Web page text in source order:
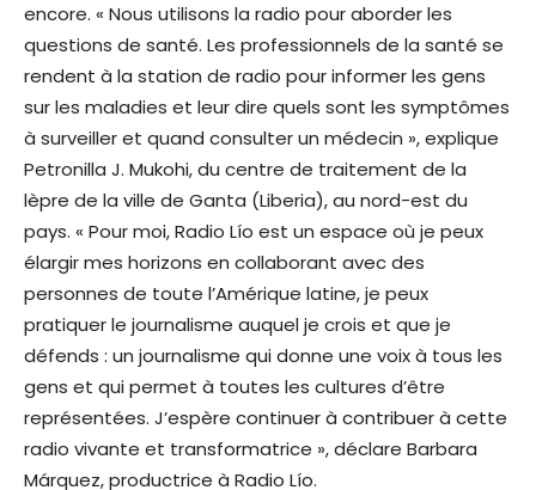
encore. « Nous utilisons la radio pour aborder les
questions de santé. Les professionnels de la santé se
rendent à la station de radio pour informer les gens
sur les maladies et leur dire quels sont les symptômes
à surveiller et quand consulter un médecin », explique
Petronilla J. Mukohi, du centre de traitement de la
lèpre de la ville de Ganta (Liberia), au nord-est du
pays. « Pour moi, Radio Lío est un espace où je peux
élargir mes horizons en collaborant avec des
personnes de toute l’Amérique latine, je peux
pratiquer le journalisme auquel je crois et que je
défends : un journalisme qui donne une voix à tous les
gens et qui permet à toutes les cultures d’être
représentées. J’espère continuer à contribuer à cette
radio vivante et transformatrice », déclare Barbara
Márquez, productrice à Radio Lío.